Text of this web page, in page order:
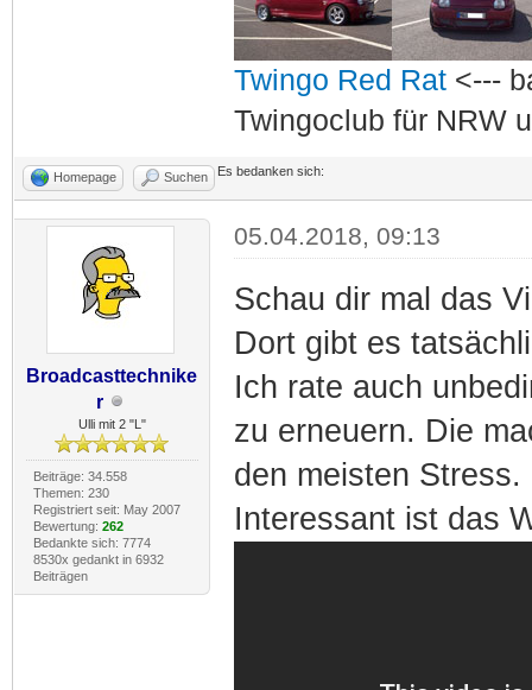
Twingo Red Rat<---
Twingoclub für NRW
Homepage Suchen Es bedanken sich:
Broadcasttechnike
r
Ulli mit 2 "L"
Beiträge: 34.558
Themen: 230
Registriert seit: May 2007
Bewertung: 262
Bedankte sich: 7774
8530x gedankt in 6932
Beiträgen
05.04.2018, 09:13
Schau dir mal das
Dort gibt es
Ich rate auch
zu erneuern. Die
den meisten Stress.
Interessant ist das